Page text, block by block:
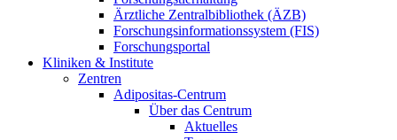
Ärztliche Zentralbibliothek (ÄZB)
Forschungsinformationssystem (FIS)
Forschungsportal
Kliniken & Institute
Zentren
Adipositas-Centrum
Über das Centrum
Aktuelles